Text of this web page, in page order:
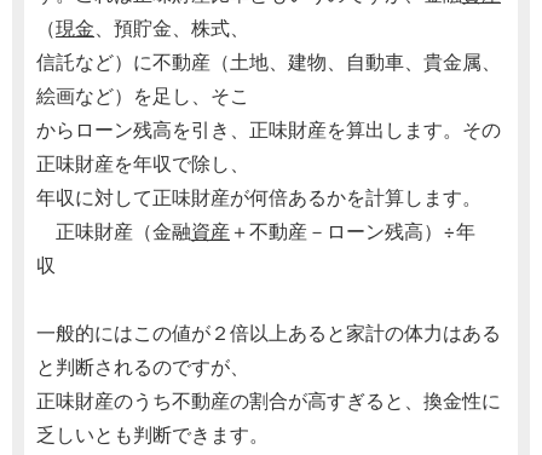
（現金、預貯金、株式、
信託など）に不動産（土地、建物、自動車、貴金属、
絵画など）を足し、そこ
からローン残高を引き、正味財産を算出します。その
正味財産を年収で除し、
年収に対して正味財産が何倍あるかを計算します。
正味財産（金融資産 ＋不動産－ローン残高）÷年
収
一般的にはこの値が２倍以上あると家計の体力はある
と判断されるのですが、
正味財産のうち不動産の割合が高すぎると、換金性に
乏しいとも判断できます。